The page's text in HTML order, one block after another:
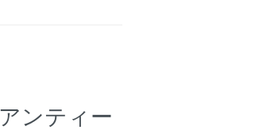
ンティー